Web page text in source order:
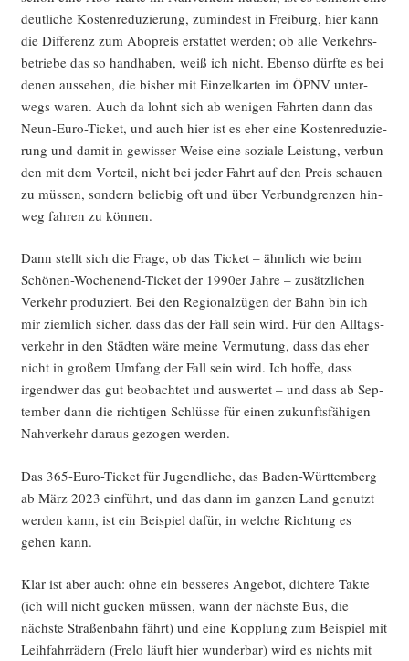
deut­li­che Kos­ten­re­du­zie­rung, zumin­dest in Frei­burg, hier kann
die Dif­fe­renz zum Abo­preis erstat­tet wer­den; ob alle Ver­kehrs­
be­trie­be das so hand­ha­ben, weiß ich nicht. Eben­so dürf­te es bei
denen aus­se­hen, die bis­her mit Ein­zel­kar­ten im ÖPNV unter­
wegs waren. Auch da lohnt sich ab weni­gen Fahr­ten dann das
Neun-Euro-Ticket, und auch hier ist es eher eine Kos­ten­re­du­zie­
rung und damit in gewis­ser Wei­se eine sozia­le Leis­tung, ver­bun­
den mit dem Vor­teil, nicht bei jeder Fahrt auf den Preis schau­en
zu müs­sen, son­dern belie­big oft und über Ver­bund­gren­zen hin­
weg fah­ren zu können.
Dann stellt sich die Fra­ge, ob das Ticket – ähn­lich wie beim
Schö­nen-Wochen­end-Ticket der 1990er Jah­re – zusätz­li­chen
Ver­kehr pro­du­ziert. Bei den Regio­nal­zü­gen der Bahn bin ich
mir ziem­lich sicher, dass das der Fall sein wird. Für den All­tags­
ver­kehr in den Städ­ten wäre mei­ne Ver­mu­tung, dass das eher
nicht in gro­ßem Umfang der Fall sein wird. Ich hof­fe, dass
irgend­wer das gut beob­ach­tet und aus­wer­tet – und dass ab Sep­
tem­ber dann die rich­ti­gen Schlüs­se für einen zukunfts­fä­hi­gen
Nah­ver­kehr dar­aus gezo­gen werden.
Das 365-Euro-Ticket für Jugend­li­che, das Baden-Würt­tem­berg
ab März 2023 ein­führt, und das dann im gan­zen Land genutzt
wer­den kann, ist ein Bei­spiel dafür, in wel­che Rich­tung es
gehen kann.
Klar ist aber auch: ohne ein bes­se­res Ange­bot, dich­te­re Tak­te
(ich will nicht gucken müs­sen, wann der nächs­te Bus, die
nächs­te Stra­ßen­bahn fährt) und eine Kopp­lung zum Bei­spiel mit
Leih­fahr­rä­dern (Fre­lo läuft hier wun­der­bar) wird es nichts mit